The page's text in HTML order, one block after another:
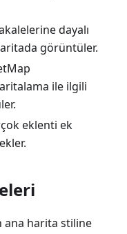
dayalı
görüntüler.
ile ilgili
eklenti ek
ana harita stiline